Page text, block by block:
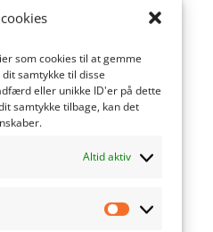
som cookies til at gemme
samtykke til disse
eller unikke ID'er på dette
samtykke tilbage, kan det
Altid aktiv
Statistikker